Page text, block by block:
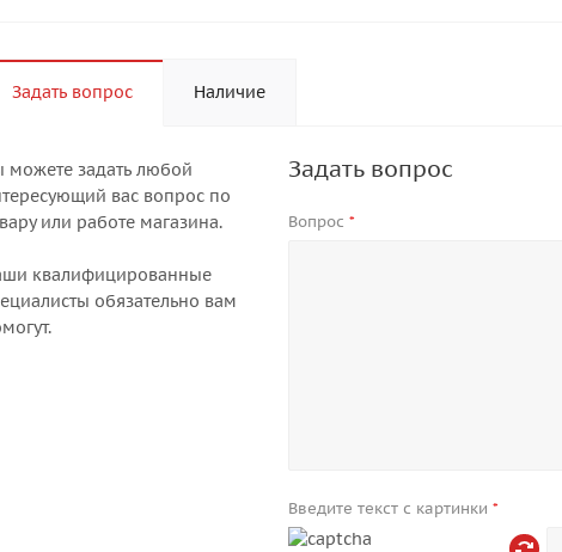
Задать вопрос Наличие
можете задать любой
вас вопрос по
или работе магазина.
квалифицированные
обязательно вам
Задать вопрос
Вопрос *
Введите текст с картинки *